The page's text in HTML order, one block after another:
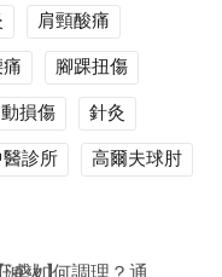
肩頸酸痛
腳踝扭傷
損傷
針灸
診所 高爾夫球肘